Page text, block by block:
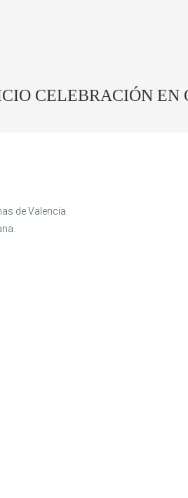
CELEBRACIÓN EN
de Valencia.